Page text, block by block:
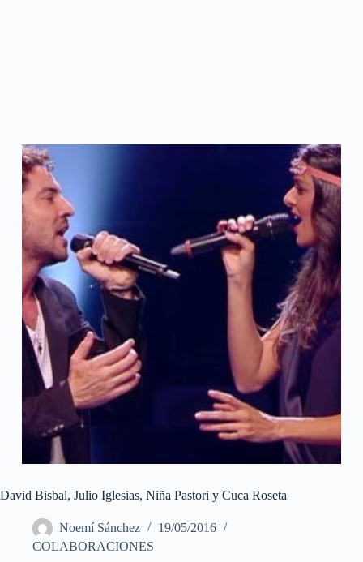
David Bisbal, Julio Iglesias, Niña Pastori y Cuca Roseta
Noemí Sánchez
19/05/2016
COLABORACIONES